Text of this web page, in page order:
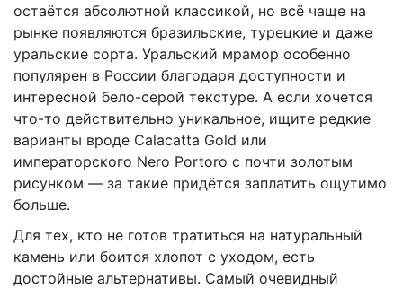
остаётся абсолютной классикой, но всё чаще на
рынке появляются бразильские, турецкие и даже
уральские сорта. Уральский мрамор особенно
популярен в России благодаря доступности и
интересной бело-серой текстуре. А если хочется
что-то действительно уникальное, ищите редкие
варианты вроде Calacatta Gold или
императорского Nero Portoro с почти золотым
рисунком — за такие придётся заплатить ощутимо
больше.
Для тех, кто не готов тратиться на натуральный
камень или боится хлопот с уходом, есть
достойные альтернативы. Самый очевидный